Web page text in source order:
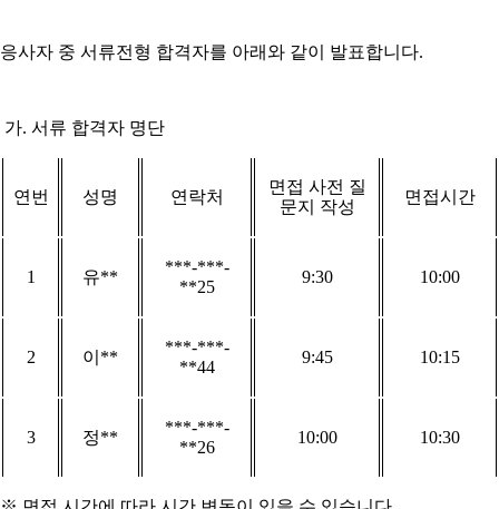
응사자 중 서류전형 합격자를 아래와 같이 발표합니다.
가. 서류 합격자 명단
연번 성명 연락처
면접 사전 질
문지 작성
면접시간
1 유**
***-***-
**25
9:30 10:00
2 이 **
***-***-
**44
9:45 10:15
3 정**
***-***-
**26
10:00 10:30